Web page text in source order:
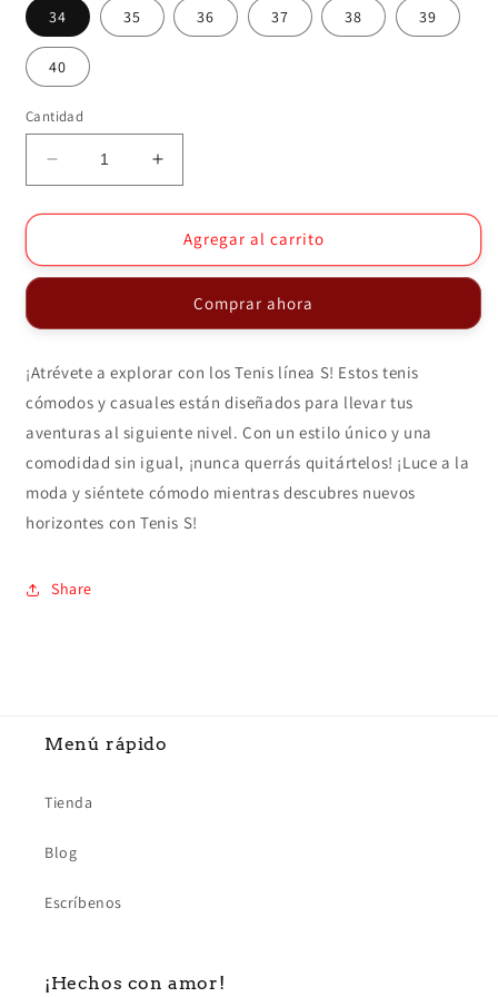
34 35 36 37 38 39
40
Cantidad
Reducir
cantidad
para
S04
Aumentar
cantidad
para
Tenis
S04
Agregar al carrito
Comprar ahora
¡Atrévete a explorar con los Tenis línea S! Estos tenis
cómodos y casuales están diseñados para llevar tus
aventuras al siguiente nivel. Con un estilo único y una
comodidad sin igual, ¡nunca querrás quitártelos! ¡Luce a la
moda y siéntete cómodo mientras descubres nuevos
horizontes con Tenis S!
Share
Menú rápido
Tienda
Blog
Escríbenos
¡Hechos con amor!